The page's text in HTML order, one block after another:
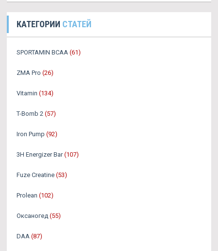
КАТЕГОРИИ СТАТЕЙ
SPORTAMIN ВСАА (61)
ZMA Pro (26)
Vitamin (134)
T-Bomb 2 (57)
Iron Pump (92)
3H Energizer Bar (107)
Fuze Creatine (53)
Prolean (102)
Оксаногед (55)
DAA (87)